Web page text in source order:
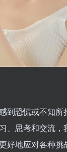
到恐慌或不知
、思考和交流
地应对各种挑